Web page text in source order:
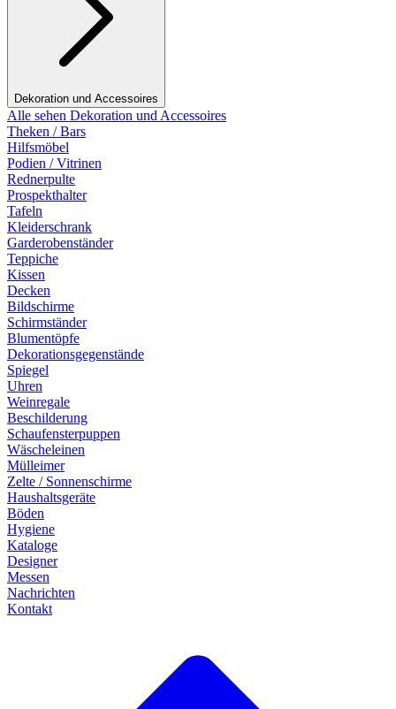
Dekoration und Accessoires
Alle sehen Dekoration und Accessoires
Theken / Bars
Hilfsmöbel
Podien / Vitrinen
Rednerpulte
Prospekthalter
Tafeln
Kleiderschrank
Garderobenständer
Teppiche
Kissen
Decken
Bildschirme
Schirmständer
Blumentöpfe
Dekorationsgegenstände
Spiegel
Uhren
Weinregale
Beschilderung
Schaufensterpuppen
Wäscheleinen
Mülleimer
Zelte / Sonnenschirme
Haushaltsgeräte
Böden
Hygiene
Kataloge
Designer
Messen
Nachrichten
Kontakt